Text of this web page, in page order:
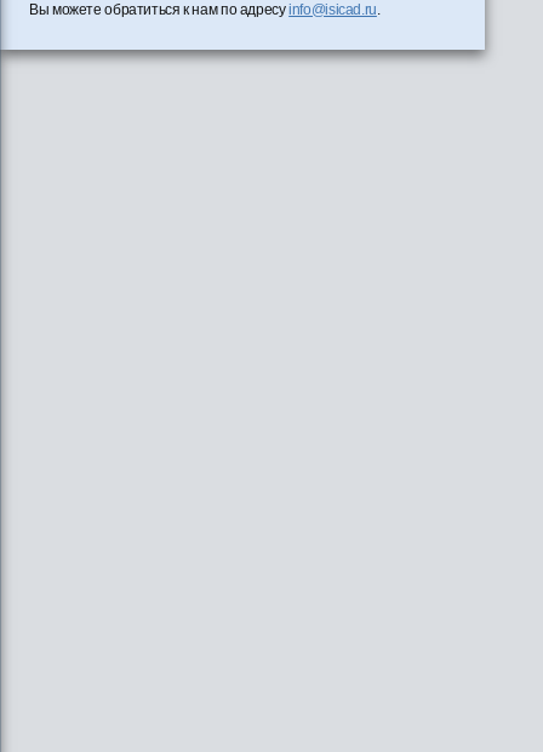
Вы можете обратиться к нам по адресуinfo@isicad.ru.